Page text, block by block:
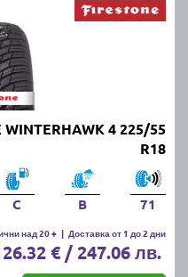
4 225/55
R18
C B 71
над 20 + | Доставка от 1 до 2 дни
€ / 247.06 лв.